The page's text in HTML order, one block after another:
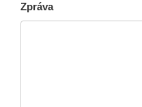
Zpráva